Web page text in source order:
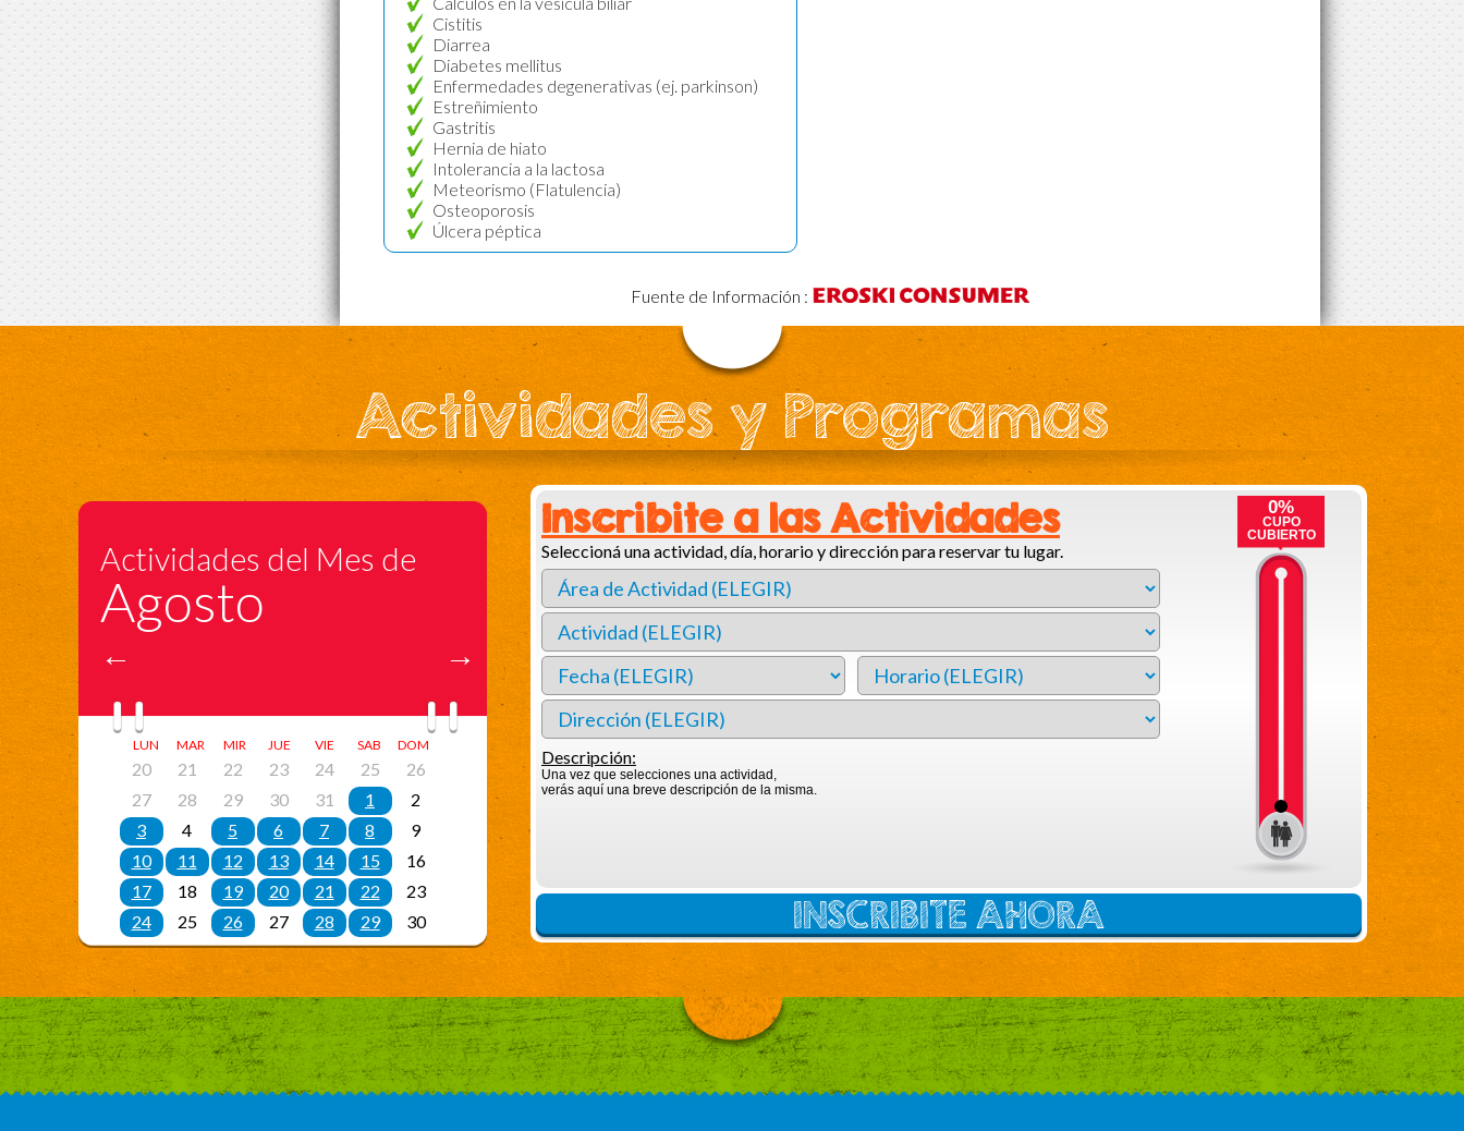
Cistitis
Diarrea
Diabetes mellitus
Enfermedades degenerativas (ej. parkinson)
Estreñimiento
Gastritis
Hernia de hiato
Intolerancia a la lactosa
Meteorismo (Flatulencia)
Osteoporosis
Úlcera péptica
Fuente de Información :
Actividades y Programas
Inscribite a las Actividades
Seleccioná una actividad, día, horario y dirección para reservar tu lugar.
Descripción:
Una vez que selecciones una actividad,
verás aquí una breve descripción de la misma.
0%
CUPO
CUBIERTO
INSCRIBITE AHORA